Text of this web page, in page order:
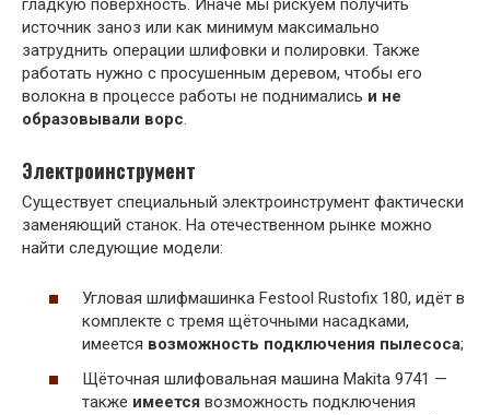
гладкую поверхность. Иначе мы рискуем получить
источник заноз или как минимум максимально
затруднить операции шлифовки и полировки. Также
работать нужно с просушенным деревом, чтобы его
волокна в процессе работы не поднимались и не
образовывали ворс.
Электроинструмент
Существует специальный электроинструмент фактически
заменяющий станок. На отечественном рынке можно
найти следующие модели:
Угловая шлифмашинка Festool Rustofix 180, идёт в
комплекте с тремя щёточными насадками,
имеется возможность подключения пылесоса;
Щёточная шлифовальная машина Makita 9741 —
также имеется возможность подключения